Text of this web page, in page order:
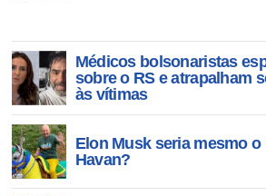
Médicos bolsonaristas
sobre o RS e atrapalham
às vítimas
Elon Musk seria mesmo
Havan?